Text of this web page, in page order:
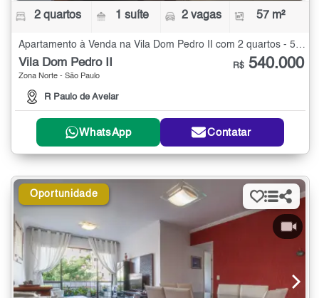
2 quartos 1 suíte 2 vagas 57 m²
Apartamento à Venda na Vila Dom Pedro II com 2 quartos - 57 m²
Vila Dom Pedro II
Zona Norte - São Paulo
R Paulo de Avelar
R$ 540.000
WhatsApp Contatar
Oportunidade